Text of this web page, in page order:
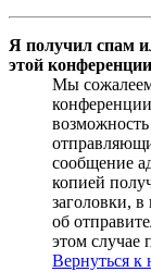
Я получил спам
этой
Мы
сообщение
копией
заголовки,
об
этом случае
Вернуться к